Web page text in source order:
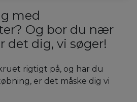
med
Og bor du nær
det dig, vi søger!
rigtigt på, og har du
er det måske dig vi